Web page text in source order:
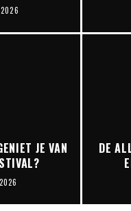
JE VAN
DE